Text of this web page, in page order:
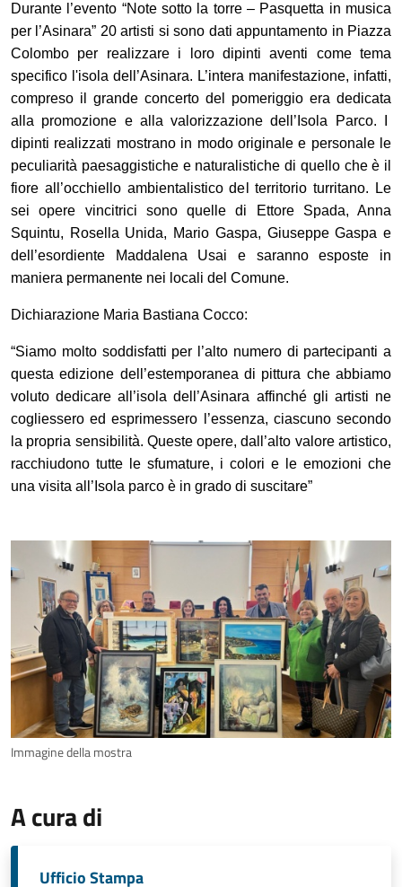
Durante l’evento “Note sotto la torre – Pasquetta in musica
per l’Asinara” 20 artisti si sono dati appuntamento in Piazza
Colombo per realizzare i loro dipinti aventi come tema
specifico l'isola dell’Asinara. L’intera manifestazione, infatti,
compreso il grande concerto del pomeriggio era dedicata
alla promozione e alla valorizzazione dell’Isola Parco. I
dipinti realizzati mostrano in modo originale e personale le
peculiarità paesaggistiche e naturalistiche di quello che è il
fiore all’occhiello ambientalistico del territorio turritano.
Le
sei opere vincitrici sono quelle di
Ettore Spada, Anna
Squintu, Rosella Unida, Mario Gaspa, Giuseppe Gaspa e
dell’esordiente
Maddalena Usaie saranno esposte in
maniera permanente nei locali del Comune.
Dichiarazione Maria Bastiana Cocco:
“Siamo molto soddisfatti per l’alto numero di partecipanti a
questa edizione dell’estemporanea di pittura che abbiamo
voluto dedicare all’isola dell’Asinara affinché gli artisti ne
cogliessero ed esprimessero l’essenza, ciascuno secondo
la propria sensibilità. Queste opere, dall’alto valore artistico,
racchiudono tutte le sfumature, i colori e le emozioni che
una visita all’Isola parco è in grado di suscitare”
Immagine della mostra
A cura di
Ufficio Stampa